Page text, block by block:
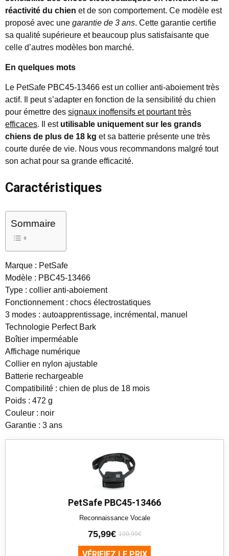
réactivité du chien et de son comportement. Ce modèle est
proposé avec une garantie de 3 ans. Cette garantie certifie
sa qualité supérieure et beaucoup plus satisfaisante que
celle d’autres modèles bon marché.
En quelques mots
Le PetSafe PBC45-13466 est un collier anti-aboiement très
actif. Il peut s’adapter en fonction de la sensibilité du chien
pour émettre des signaux inoffensifs et pourtant très
efficaces. Il est utilisable uniquement sur les grands
chiens de plus de 18 kg et sa batterie présente une très
courte durée de vie. Nous vous recommandons malgré tout
son achat pour sa grande efficacité.
Caractéristiques
Sommaire
Marque : PetSafe
Modèle : PBC45-13466
Type : collier anti-aboiement
Fonctionnement : chocs électrostatiques
3 modes : autoapprentissage, incrémental, manuel
Technologie Perfect Bark
Boîtier imperméable
Affichage numérique
Collier en nylon ajustable
Batterie rechargeable
Compatibilité : chien de plus de 18 mois
Poids : 472 g
Couleur : noir
Garantie : 3 ans
PetSafe PBC45-13466
Reconnaissance Vocale
75,99€ 100,99€